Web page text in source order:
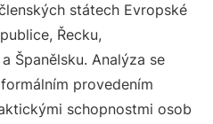
státech Evropské
Řecku,
Španělsku. Analýza se
provedením
schopnostmi osob